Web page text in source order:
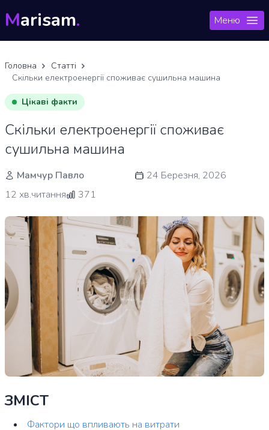
Marisam. Меню
Головна
Статті
Скільки електроенергії споживає сушильна машина
Цікаві факти
Скільки електроенергії споживає
сушильна машина
Мамчур Павло
24 Березня, 2026
12 хв.читання
371
ЗМІСТ
Фактори що впливають на витрати